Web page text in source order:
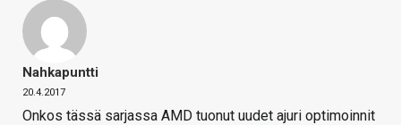
Nahkapuntti
20.4.2017
Onkos tässä sarjassa AMD tuonut uudet ajuri optimoinnit